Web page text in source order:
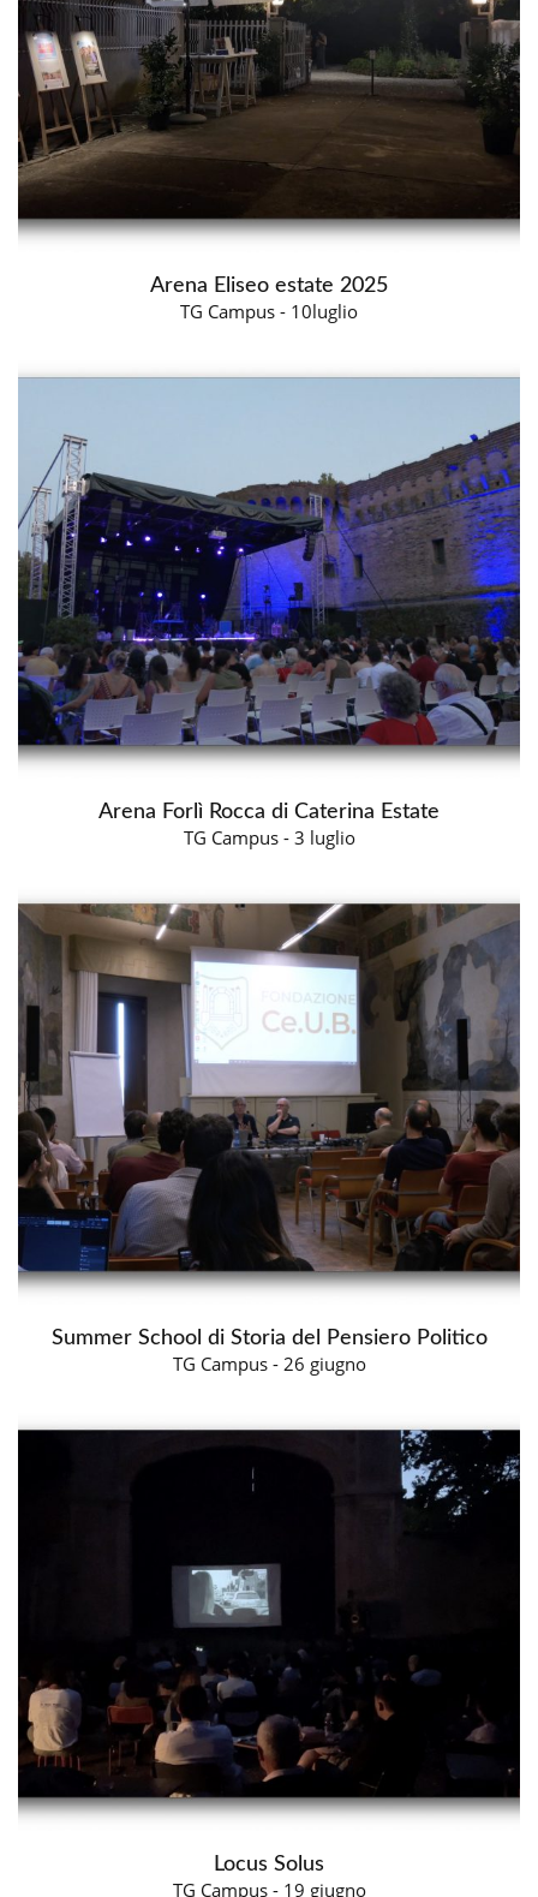
Arena Eliseo estate 2025
TG Campus - 10luglio
Arena Forlì Rocca di Caterina Estate
TG Campus - 3 luglio
Summer School di Storia del Pensiero Politico
TG Campus - 26 giugno
Locus Solus
TG Campus - 19 giugno